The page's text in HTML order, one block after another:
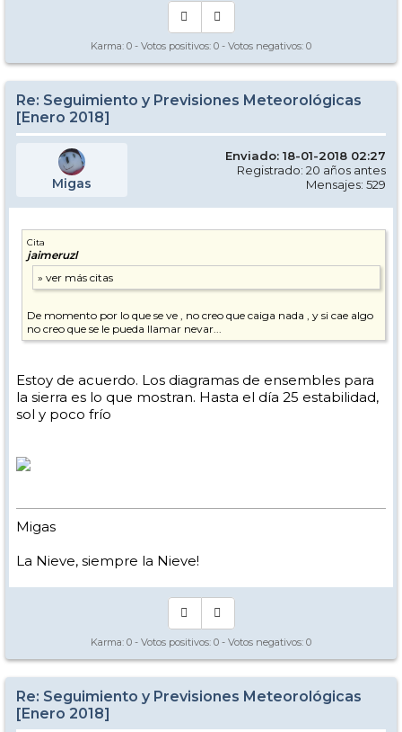
Karma: 0 - Votos positivos: 0 - Votos negativos: 0
Re: Seguimiento y Previsiones Meteorológicas
[Enero 2018]
Migas
Enviado: 18-01-2018 02:27
Registrado: 20 años antes
Mensajes: 529
Cita
jaimeruzl
De momento por lo que se ve , no creo que caiga nada , y si cae algo
no creo que se le pueda llamar nevar...
Estoy de acuerdo. Los diagramas de ensembles para
la sierra es lo que mostran. Hasta el día 25 estabilidad,
sol y poco frío
Migas
La Nieve, siempre la Nieve!
Karma: 0 - Votos positivos: 0 - Votos negativos: 0
Re: Seguimiento y Previsiones Meteorológicas
[Enero 2018]